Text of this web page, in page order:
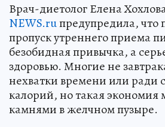
Врач-диетолог Елена
NEWS.ruпредупредила, что
пропуск утреннего приема
безобидная привычка, а
здоровью. Многие не
нехватки времени или ради
калорий, но такая экономия
камнями в желчном пузыре.